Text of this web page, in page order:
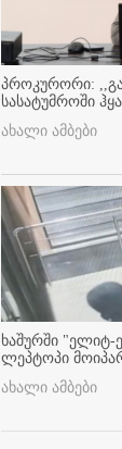
პროკურორი:
სასატუმროში
ახალი ამბები
ხაშურში "ელიტ-
ლეპტოპი
ახალი ამბები